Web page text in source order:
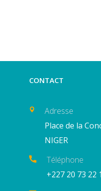
CONTACT
Adresse
Place de la
NIGER
Téléphone
+227 20 73 22